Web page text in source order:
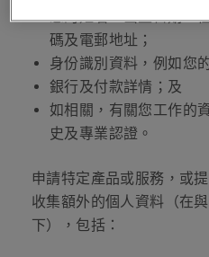
您的姓名、出生日期、
碼及電郵地址；
身份識別資料，例如您
銀行及付款詳情；及
如相關，有關您工作的
史及專業認證。
申請特定產品或服務，或
收集額外的個人資料（在
下），包括：